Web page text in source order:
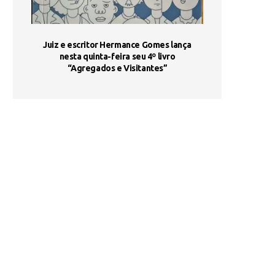
Juiz e escritor Hermance Gomes lança
nesta quinta-feira seu 4º livro
“Agregados e Visitantes”